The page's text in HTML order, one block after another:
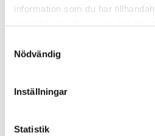
information som du har
samlat in när du har använt
Nödvändig
Inställningar
Statistik